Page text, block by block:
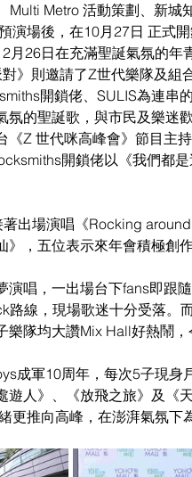
Multi Metro 活動策劃、新
演場後，在10月27日 正式
月26日在充滿聖誕氣氛的
對》則邀請了Z世代樂隊及
開鎖佬、SULIS為連串
氛的聖誕歌，與市民及樂迷
《Z 世代咪高峰會》節目主
開鎖佬以《我們都
出場演唱《Rocking
》，五位表示來年會積極創
演唱，一出場台下fans即跟
路線，現場歌迷十分受落。
樂隊均大讚Mix Hall好熱鬧，
成軍10周年，每次5子現
遊人》、《放飛之旅》及《
更推向高峰，在澎湃氣氛下